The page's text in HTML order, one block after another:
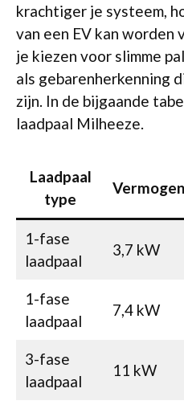
krachtiger je systeem,
van een EV kan worden
je kiezen voor slimme
als gebarenherkenning
zijn. In de bijgaande
laadpaal Milheeze.
Laadpaal
type
Vermogen
1-fase
laadpaal
3,7 kW
1-fase
laadpaal
7,4 kW
3-fase
laadpaal
11 kW